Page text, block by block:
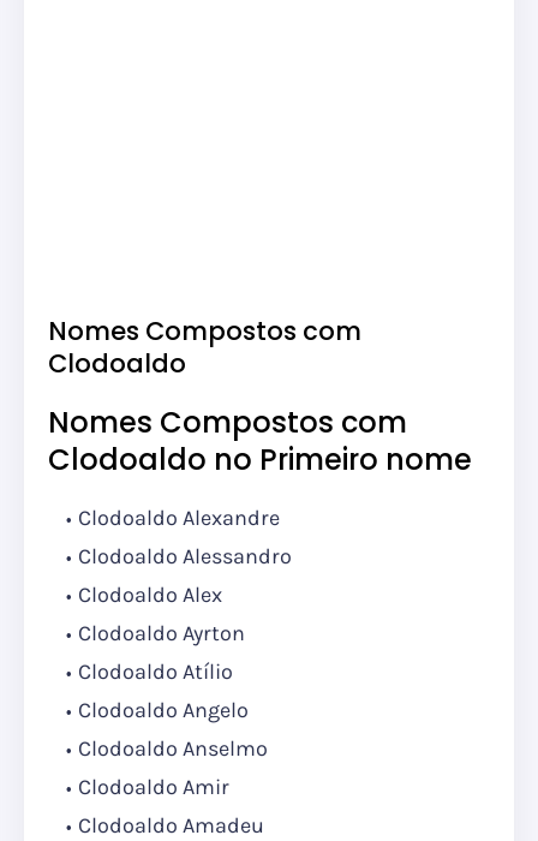
Nomes Compostos com
Clodoaldo
Nomes Compostos com
Clodoaldo no Primeiro nome
Clodoaldo Alexandre
Clodoaldo Alessandro
Clodoaldo Alex
Clodoaldo Ayrton
Clodoaldo Atílio
Clodoaldo Angelo
Clodoaldo Anselmo
Clodoaldo Amir
Clodoaldo Amadeu